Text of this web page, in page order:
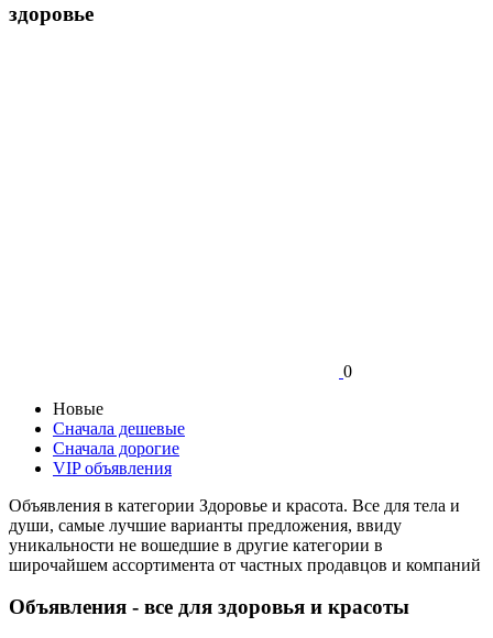
здоровье
0
Новые
Сначала дешевые
Сначала дорогие
VIP объявления
Объявления в категории Здоровье и красота. Все для тела и
души, самые лучшие варианты предложения, ввиду
уникальности не вошедшие в другие категории в
широчайшем ассортимента от частных продавцов и компаний
Объявления - все для здоровья и красоты